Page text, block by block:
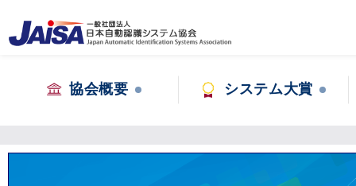
協会概要 システム大賞